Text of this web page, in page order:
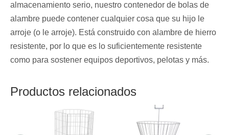
almacenamiento serio, nuestro contenedor de bolas de
alambre puede contener cualquier cosa que su hijo le
arroje (o le arroje). Está construido con alambre de hierro
resistente, por lo que es lo suficientemente resistente
como para sostener equipos deportivos, pelotas y más.
Productos relacionados